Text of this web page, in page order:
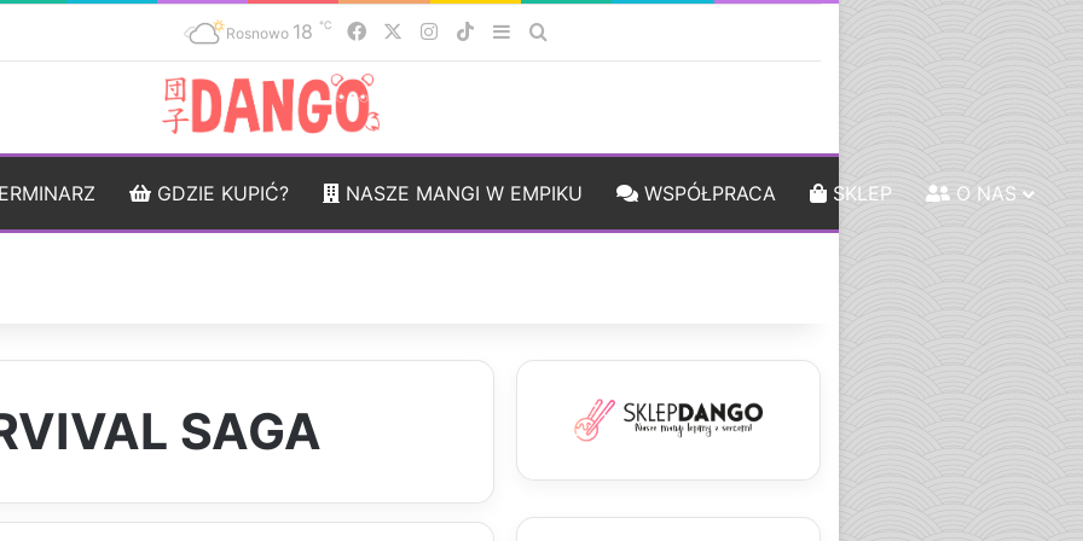
Rosnowo 18 ℃ Facebook Instagram
TikTokSidebar
GDZIE KUPIĆ? NASZE MANGI W EMPIKU WSPÓŁPRACA SKLEP O NAS
SAGA